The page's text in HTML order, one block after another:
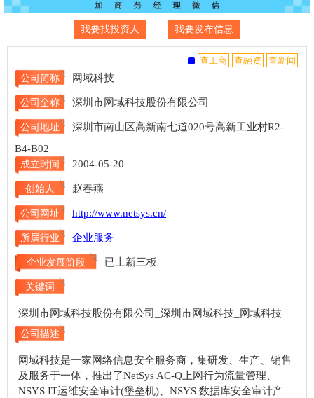
我要找投资人 我要发布信息
公司简称 网域科技
公司全称 深圳市网域科技股份有限公司
公司地址
深圳市南山区高新南七道020号高新工业村R2-
B4-B02
成立时间 2004-05-20
创始人 赵春燕
公司网址 http://www.netsys.cn/
所属行业 企业服务
企业发展阶段 已上新三板
关键词
深圳市网域科技股份有限公司_深圳市网域科技_网域科技
公司描述
网域科技是一家网络信息安全服务商，集研发、生产、销售
及服务于一体，推出了NetSys AC-Q上网行为流量管理、
NSYS IT运维安全审计(堡垒机)、NSYS 数据库安全审计产